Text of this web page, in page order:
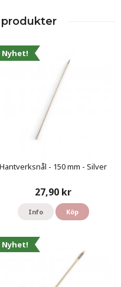
produkter
Nyhet!
Hantverksnål - 150 mm - Silver
27,90 kr
Info Köp
Nyhet!